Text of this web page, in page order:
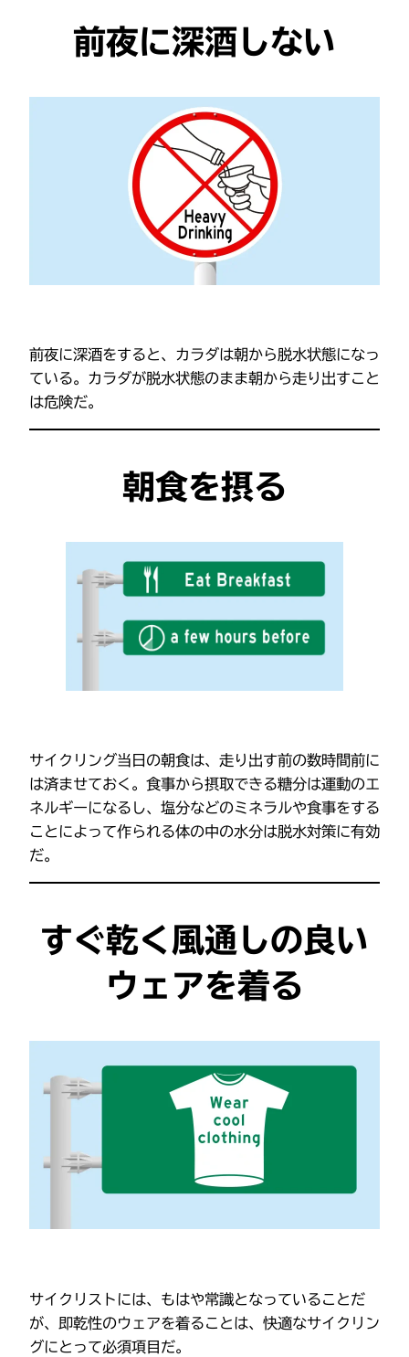
前夜に深酒しない
前夜に深酒をすると、カラダは朝から脱水状態になっ
ている。カラダが脱水状態のまま朝から走り出すこと
は危険だ。
朝食を摂る
サイクリング当日の朝食は、走り出す前の数時間前に
は済ませておく。食事から摂取できる糖分は運動のエ
ネルギーになるし、塩分などのミネラルや食事をする
ことによって作られる体の中の水分は脱水対策に有効
だ。
すぐ乾く風通しの良い
ウェアを着る
サイクリストには、もはや常識となっていることだ
が、即乾性のウェアを着ることは、快適なサイクリン
グにとって必須項目だ。